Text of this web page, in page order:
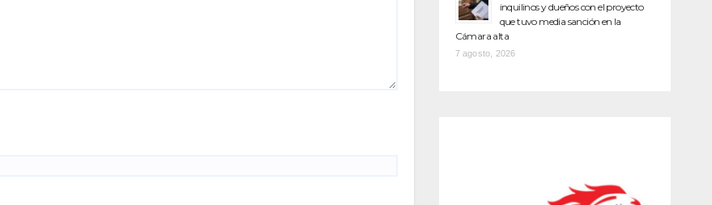
inquilinos y dueños con el proyecto
que tuvo media sanción en la
Cámara alta
7 agosto, 2026